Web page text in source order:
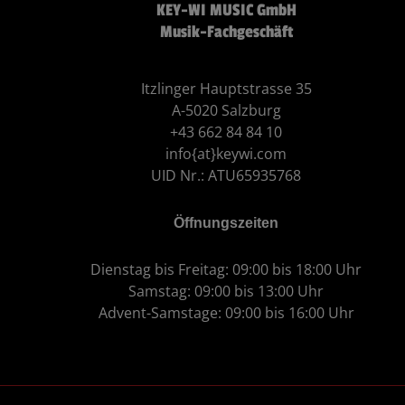
KEY-WI MUSIC GmbH
Musik-Fachgeschäft
Itzlinger Hauptstrasse 35
A-5020 Salzburg
+43 662 84 84 10
info{at}keywi.com
UID Nr.: ATU65935768
Öffnungszeiten
Dienstag bis Freitag: 09:00 bis 18:00 Uhr
Samstag: 09:00 bis 13:00 Uhr
Advent-Samstage: 09:00 bis 16:00 Uhr